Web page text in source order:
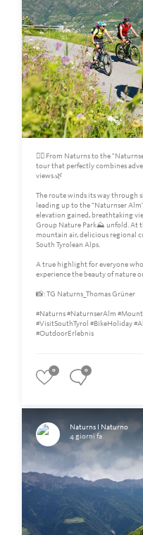
🚵‍♀️ From Naturns to the
tour that perfectly combines
views.🌿
The route winds its way through
leading up to the "Naturnser
elevation gained, breathtaking
Group Nature Park⛰️ unfold. At
mountain air, delicious regional
South Tyrolean Alps.
A true highlight for everyone
experience the beauty of nature
📸: TG Naturns_Thomas Grüner
#Naturns #NaturnserAlm
#VisitSouthTyrol #BikeHoliday
#OutdoorErlebnis
0 0
Naturns I Naturno
4 giorni fa